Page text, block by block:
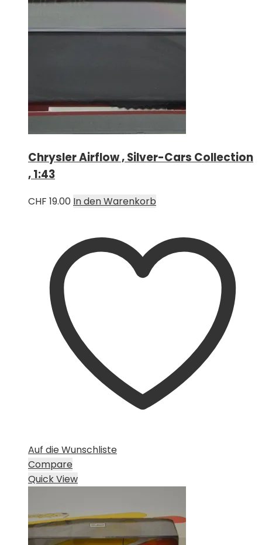
Chrysler Airflow , Silver-Cars Collection
, 1:43
CHF 19.00 In den Warenkorb
Auf die Wunschliste
Compare
Quick View